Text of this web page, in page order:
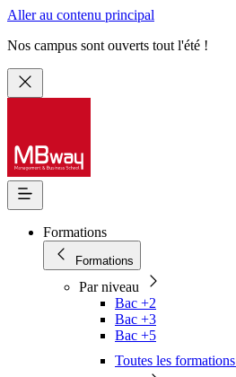
Aller au contenu principal
Nos campus sont ouverts tout l'été !
Formations
Formations
Par niveau
Bac +2
Bac +3
Bac +5
Toutes les formations